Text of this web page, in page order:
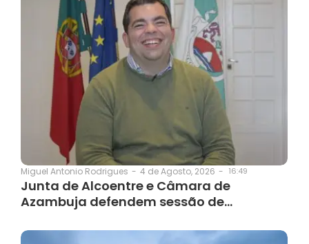
Miguel Antonio Rodrigues - 4 de Agosto, 2026 - 16:49
Junta de Alcoentre e Câmara de
Azambuja defendem sessão de…